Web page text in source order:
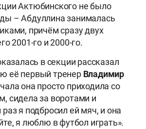
Актюбинского не было
– Абдуллина занималась
причём сразу двух
2001-го и 2000-го.
в секции рассказал
её первый тренер Владимир
она просто приходила со
сидела за воротами и
я подбросил ей мяч, и она
я люблю в футбол играть».